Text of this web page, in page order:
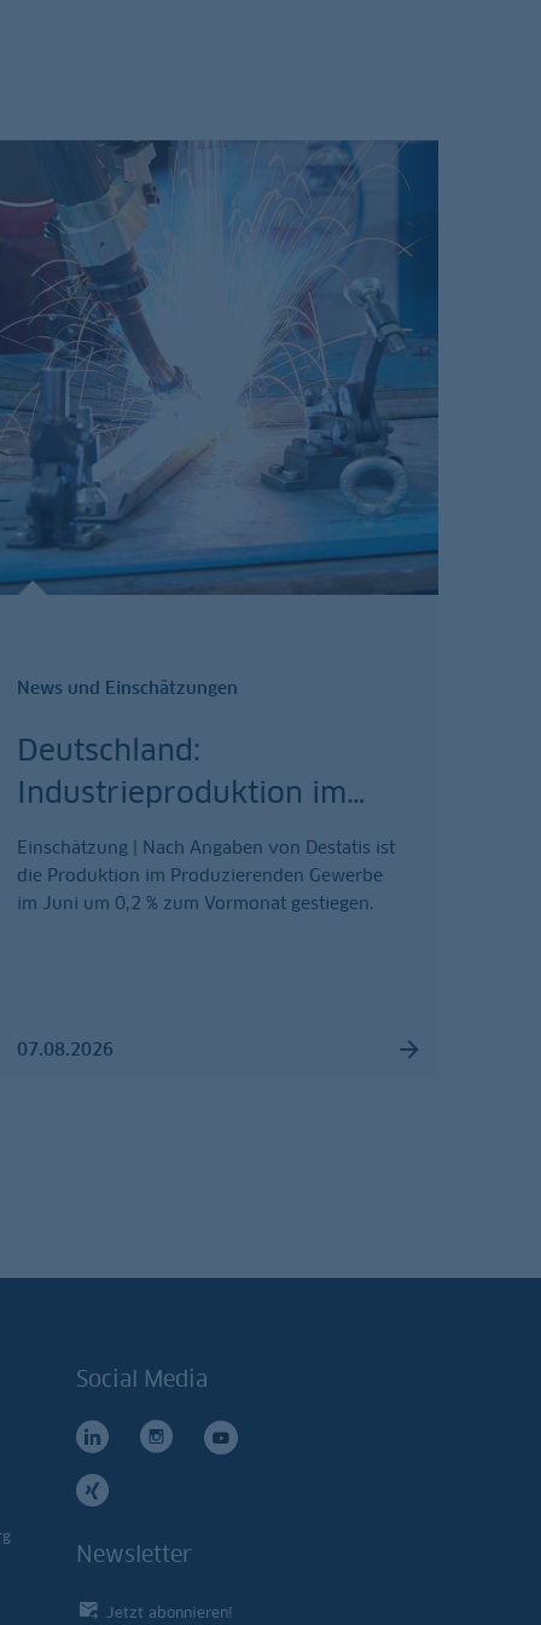
News und Einschätzungen
Deutschland:
Industrieproduktion im…
Einschätzung | Nach Angaben von Destatis ist
die Produktion im Produzierenden Gewerbe
im Juni um 0,2 % zum Vormonat gestiegen.
07.08.2026
Social Media
Newsletter
Jetzt abonnieren!